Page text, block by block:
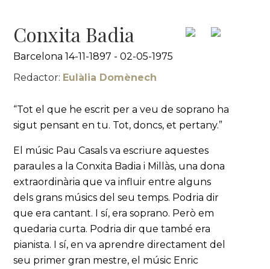
Conxita Badia
Barcelona 14-11-1897 - 02-05-1975
Redactor: Eulàlia Domènech
“Tot el que he escrit per a veu de soprano ha
sigut pensant en tu. Tot, doncs, et pertany.”
El músic Pau Casals va escriure aquestes
paraules a la Conxita Badia i Millàs, una dona
extraordinària que va influir entre alguns
dels grans músics del seu temps. Podria dir
que era cantant. I sí, era soprano. Però em
quedaria curta. Podria dir que també era
pianista. I sí, en va aprendre directament del
seu primer gran mestre, el músic Enric